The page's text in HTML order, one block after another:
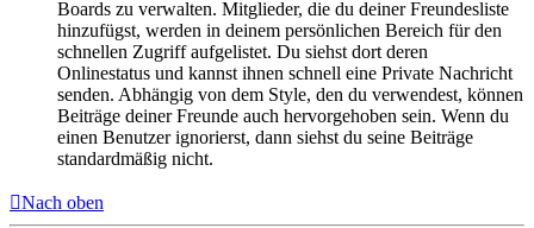
Boards zu verwalten. Mitglieder, die du deiner Freundesliste
hinzufügst, werden in deinem persönlichen Bereich für den
schnellen Zugriff aufgelistet. Du siehst dort deren
Onlinestatus und kannst ihnen schnell eine Private Nachricht
senden. Abhängig von dem Style, den du verwendest, können
Beiträge deiner Freunde auch hervorgehoben sein. Wenn du
einen Benutzer ignorierst, dann siehst du seine Beiträge
standardmäßig nicht.
Nach oben